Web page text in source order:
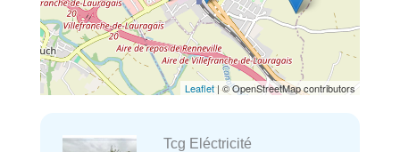
Leaflet| © OpenStreetMap contributors
Tcg Eléctricité